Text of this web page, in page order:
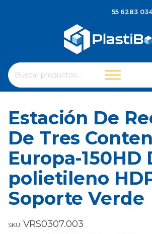
55 6283
Buscar
por:
Cuando hay resultados
Estación De
De Tres
Europa-150HD
polietileno
Soporte Verde
SKU: VRS0307.003